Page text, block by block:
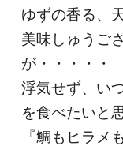
ゆずの香る、
美味しゅうご
が・・・・・
浮気せず、い
を食べたいと
『鯛もヒラ